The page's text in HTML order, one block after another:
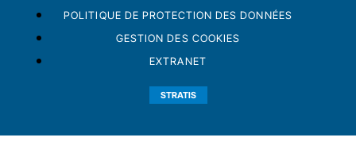
POLITIQUE DE PROTECTION DES DONNÉES
GESTION DES COOKIES
EXTRANET
STRATIS